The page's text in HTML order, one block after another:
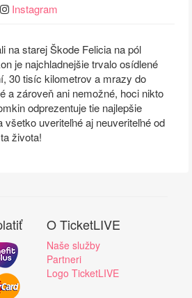
Instagram
na starej Škode Felicia na pól
je najchladnejšie trvalo osídlené
30 tisíc kilometrov a mrazy do
a zároveň ani nemožné, hoci nikto
odprezentuje tie najlepšie
uveriteľné aj neuveriteľné od
života!
O TicketLIVE
Naše služby
Partneri
Logo TicketLIVE